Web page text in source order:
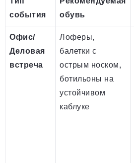
события
обувь
Офис/
Деловая
встреча
Лоферы,
балетки с
острым носком,
ботильоны на
устойчивом
каблуке